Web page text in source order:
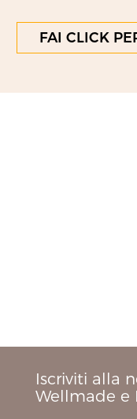
FAI CLICK
Iscriviti alla
Wellmade e